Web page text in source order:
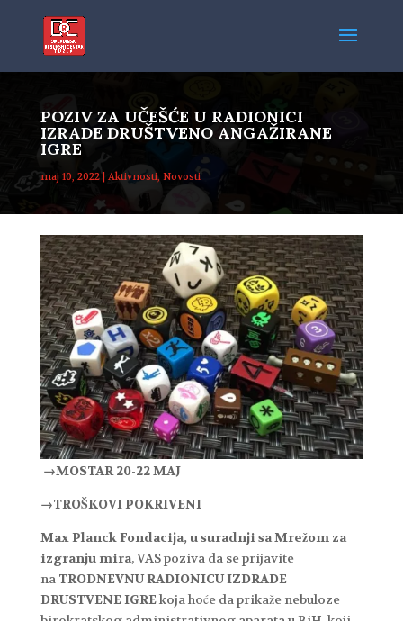
POZIV ZA UČEŠĆE U RADIONICI
IZRADE DRUŠTVENO ANGAŽIRANE
IGRE
maj 10, 2022| Aktivnosti, Novosti
→MOSTAR 20-22 MAJ
→TROŠKOVI POKRIVENI
Max Planck Fondacija, u suradnji sa Mrežom za
izgranju mira, VAS poziva da se prijavite
na TRODNEVNU RADIONICU IZDRADE
DRUSTVENE IGREkoja hoće da prikaže nebuloze